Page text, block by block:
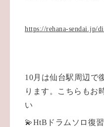
https://rehana-sendai.jp/
10月は仙台駅周辺で
ります。こちらもお
い
💫HtBドラムソロ復